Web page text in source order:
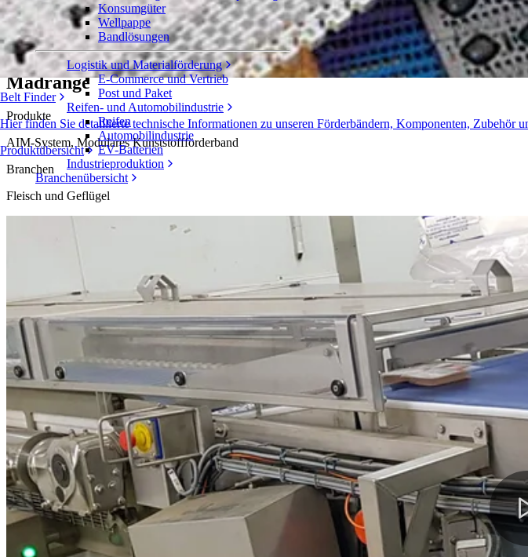
Belt Finder
Hier finden Sie detaillierte technische Informationen zu unseren Förderbändern, Komponenten, Zubehör
Produktübersicht
Konsumgüter
Wellpappe
Bandlösungen
Logistik und Materialförderung
E-Commerce und Vertrieb
Post und Paket
Reifen- und Automobilindustrie
Reifen
Automobilindustrie
EV-Batterien
Industrieproduktion
Branchenübersicht
Mit der innovativen Verteilweichen-Lösung bleibt Madrange in
Fallstudie
Madrange
Produkte
AIM-System, Modulares Kunststoffförderband
Branchen
Fleisch und Geflügel